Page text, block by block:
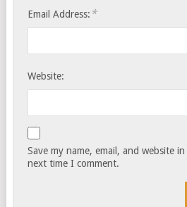
Email Address: *
Website:
Save my name, email, and website
next time I comment.